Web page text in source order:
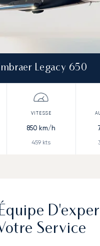
Legacy 650
850 km/h
459 kts
Service